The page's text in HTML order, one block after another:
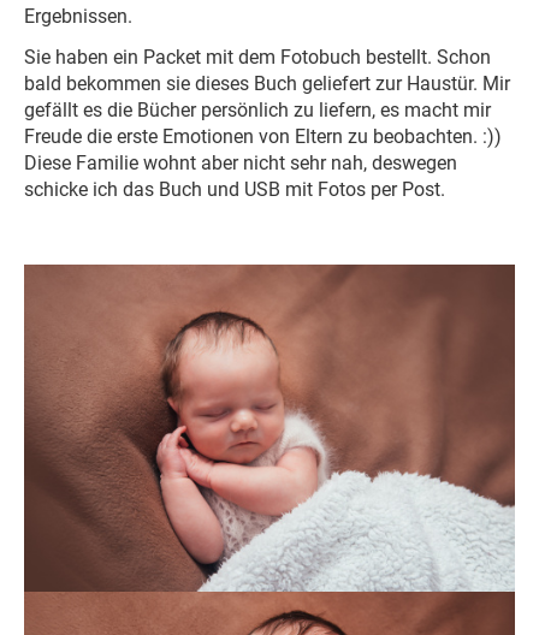
Ergebnissen.
Sie haben ein Packet mit dem Fotobuch bestellt. Schon
bald bekommen sie dieses Buch geliefert zur Haustür. Mir
gefällt es die Bücher persönlich zu liefern, es macht mir
Freude die erste Emotionen von Eltern zu beobachten. :))
Diese Familie wohnt aber nicht sehr nah, deswegen
schicke ich das Buch und USB mit Fotos per Post.